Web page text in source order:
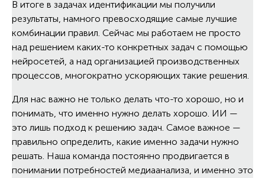
В итоге в задачах идентификации мы получили
результаты, намного превосходящие самые лучшие
комбинации правил. Сейчас мы работаем не просто
над решением каких-то конкретных задач с помощью
нейросетей, а над организацией производственных
процессов, многократно ускоряющих такие решения.
Для нас важно не только делать что-то хорошо, но и
понимать, что именно нужно делать хорошо. ИИ —
это лишь подход к решению задач. Самое важное —
правильно определить, какие именно задачи нужно
решать. Наша команда постоянно продвигается в
понимании потребностей медиаанализа, и именно это